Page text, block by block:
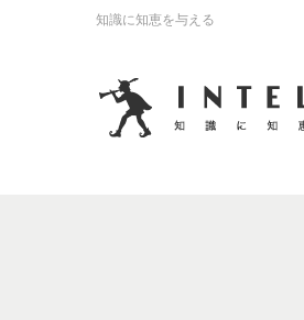
知識に知恵を与える